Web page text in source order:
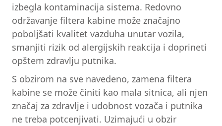
izbegla kontaminacija sistema. Redovno
održavanje filtera kabine može značajno
poboljšati kvalitet vazduha unutar vozila,
smanjiti rizik od alergijskih reakcija i doprineti
opštem zdravlju putnika.
S obzirom na sve navedeno, zamena filtera
kabine se može činiti kao mala sitnica, ali njen
značaj za zdravlje i udobnost vozača i putnika
ne treba potcenjivati. Uzimajući u obzir